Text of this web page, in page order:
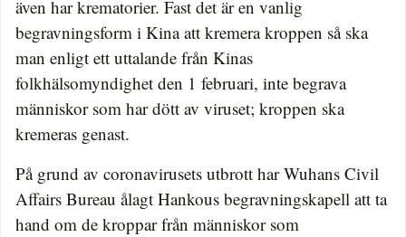
även har krematorier. Fast det är en vanlig
begravningsform i Kina att kremera kroppen så ska
man enligt ett uttalande från Kinas
folkhälsomyndighet den 1 februari, inte begrava
människor som har dött av viruset; kroppen ska
kremeras genast.
På grund av coronavirusets utbrott har Wuhans Civil
Affairs Bureau ålagt Hankous begravningskapell att ta
hand om de kroppar från människor som